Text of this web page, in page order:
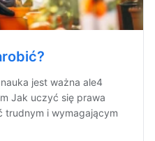
jest ważna ale4
Jak uczyć się prawa
trudnym i wymagającym